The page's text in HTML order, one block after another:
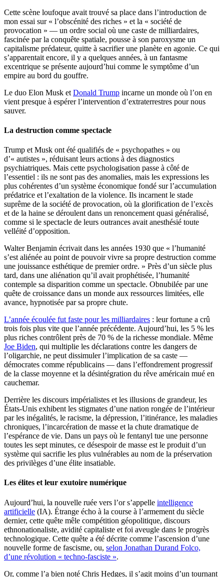
Cette scène loufoque avait trouvé sa place dans l’introduction de
mon essai sur « l’obscénité des riches » et la « société de
provocation » — un ordre social où une caste de milliardaires,
fascinée par la conquête spatiale, pousse à son paroxysme un
capitalisme prédateur, quitte à sacrifier une planète en agonie. Ce qui
s’apparentait encore, il y a quelques années, à un fantasme
excentrique se présente aujourd’hui comme le symptôme d’un
empire au bord du gouffre.
Le duo Elon Musk et Donald Trump incarne un monde où l’on en
vient presque à espérer l’intervention d’extraterrestres pour nous
sauver.
La destruction comme spectacle
Trump et Musk ont été qualifiés de « psychopathes » ou
d’« autistes », réduisant leurs actions à des diagnostics
psychiatriques. Mais cette psychologisation passe à côté de
l’essentiel : ils ne sont pas des anomalies, mais les expressions les
plus cohérentes d’un système économique fondé sur l’accumulation
prédatrice et l’exaltation de la violence. Ils incarnent le stade
suprême de la société de provocation, où la glorification de l’excès
et de la haine se déroulent dans un renoncement quasi généralisé,
comme si le spectacle de leurs outrances avait anesthésié toute
velléité d’opposition.
Walter Benjamin écrivait dans les années 1930 que « l’humanité
s’est aliénée au point de pouvoir vivre sa propre destruction comme
une jouissance esthétique de premier ordre. » Près d’un siècle plus
tard, dans une aliénation qu’il avait prophétisée, l’humanité
contemple sa disparition comme un spectacle. Obnubilée par une
quête de croissance dans un monde aux ressources limitées, elle
avance, hypnotisée par sa propre chute.
L’année écoulée fut faste pour les milliardaires : leur fortune a crû
trois fois plus vite que l’année précédente. Aujourd’hui, les 5 % les
plus riches contrôlent près de 70 % de la richesse mondiale. Même
Joe Biden, qui multiplie les déclarations contre les dangers de
l’oligarchie, ne peut dissimuler l’implication de sa caste —
démocrates comme républicains — dans l’effondrement progressif
de la classe moyenne et la désintégration du rêve américain mué en
cauchemar.
Derrière les discours impérialistes et les illusions de grandeur, les
États-Unis exhibent les stigmates d’une nation rongée de l’intérieur
par les inégalités, le racisme, la dépression, l’itinérance, les maladies
chroniques, l’incarcération de masse et la chute dramatique de
l’espérance de vie. Dans un pays où le fentanyl tue une personne
toutes les sept minutes, ce désespoir de masse est le produit d’un
système qui sacrifie les plus vulnérables au nom de la préservation
des privilèges d’une élite insatiable.
Les élites et leur exutoire numérique
Aujourd’hui, la nouvelle ruée vers l’or s’appelle intelligence
artificielle (IA). Étrange écho à la course à l’armement du siècle
dernier, cette quête mêle compétition géopolitique, discours
ethnonationaliste, avidité capitaliste et foi aveugle dans le progrès
technologique. Cette quête a été décrite comme l’ascension d’une
nouvelle forme de fascisme, ou, selon Jonathan Durand Folco,
d’une révolution « techno-fasciste ».
Or, comme l’a bien noté Chris Hedges, il s’agit moins d’un tournant